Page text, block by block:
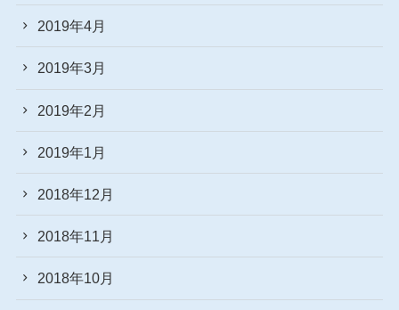
2019年4月
2019年3月
2019年2月
2019年1月
2018年12月
2018年11月
2018年10月